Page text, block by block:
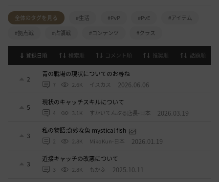
全体のタグを見る #生活 #PvP #PvE
#アイテム
#拠点戦
#占領戦 #コンテンツ #クラス
登録日順 検索順 コメント順 推奨順 話題順
2
青の戦場の現状についてのお尋ね
7 2.6K イスカス 2026.06.06
5
現状のキャッチスキルについて
4 3.1K すかいてんぷる店長-日本 2026.03.19
3
私の物語:奇妙な魚 mystical fish
2 2.8K MikoKun-日本 2026.01.19
3
近接キャッチの改悪について
3 2.8K もかふ 2025.10.11